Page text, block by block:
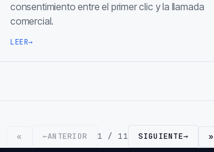
consentimiento entre el primer clic y la llamada
comercial.
LEER→
« ←ANTERIOR 1 / 11 SIGUIENTE→ »